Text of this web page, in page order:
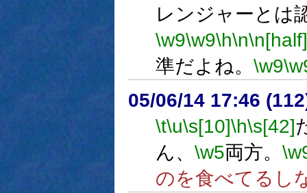
レンジャーとは
\w9\w9\h\n\n[half]
準だよね。 \w9
05/06/14 17:46
\t\u\s[10]\h\s[42]
ん、 \w5両方。
のを食べてるし